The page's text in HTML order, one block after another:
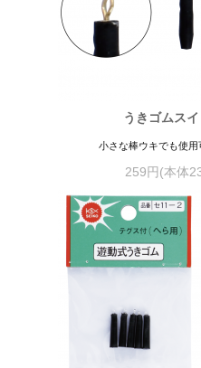
うきゴムスイ
小さな棒ウキでも使用
259円(本体